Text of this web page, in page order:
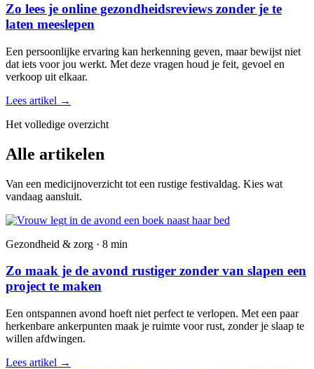
Zo lees je online gezondheidsreviews zonder je te
laten meeslepen
Een persoonlijke ervaring kan herkenning geven, maar bewijst niet
dat iets voor jou werkt. Met deze vragen houd je feit, gevoel en
verkoop uit elkaar.
Lees artikel →
Het volledige overzicht
Alle artikelen
Van een medicijnoverzicht tot een rustige festivaldag. Kies wat
vandaag aansluit.
Gezondheid & zorg · 8 min
Zo maak je de avond rustiger zonder van slapen een
project te maken
Een ontspannen avond hoeft niet perfect te verlopen. Met een paar
herkenbare ankerpunten maak je ruimte voor rust, zonder je slaap te
willen afdwingen.
Lees artikel →